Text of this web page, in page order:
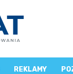
REKLAMY